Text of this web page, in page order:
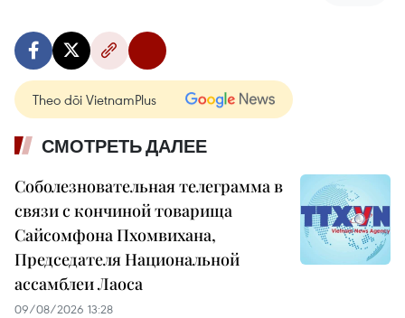
Theo dõi VietnamPlus
СМОТРЕТЬ ДАЛЕЕ
Соболезновательная телеграмма в
связи с кончиной товарища
Сайсомфона Пхомвихана,
Председателя Национальной
ассамблеи Лаоса
09/08/2026 13:28